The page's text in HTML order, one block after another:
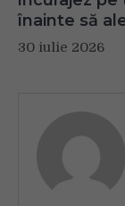
înainte să
30 iulie 2026